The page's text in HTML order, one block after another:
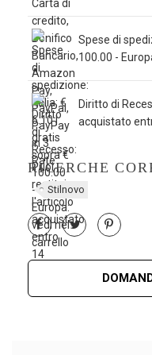
Spese di
100.00 -
Diritto di
acquistato
RICERCHE
Stilnovo